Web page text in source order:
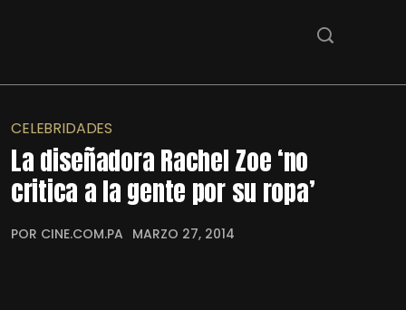
CELEBRIDADES
La diseñadora Rachel Zoe ‘no
critica a la gente por su ropa’
POR CINE.COM.PA MARZO 27, 2014